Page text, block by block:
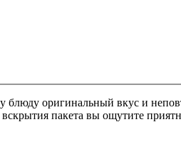
оригинальный вкус и
пакета вы ощутите